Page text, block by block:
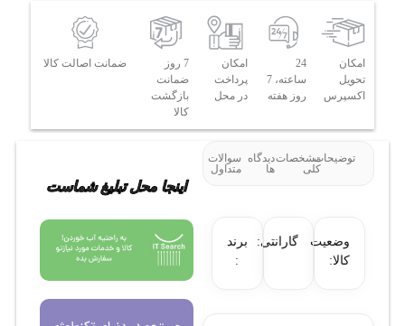
امکان
تحویل
اکسپرس
24
ساعته، 7
روز هفته
امکان
پرداخت
در محل
7 روز
ضمانت
بازگشت
کالا
ضمانت اصالت کالا
توضیحاتمشخصات
کلی
دیدگاه
ها
سوالات
متداول
وضعیت
کالا:
گارانتی:
برند
:
اینجا محل تبلیغ شماست